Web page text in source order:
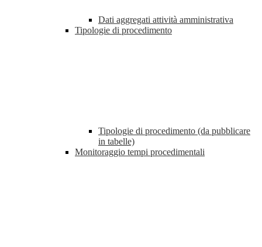
Dati aggregati attività amministrativa
Tipologie di procedimento
Tipologie di procedimento (da pubblicare
in tabelle)
Monitoraggio tempi procedimentali